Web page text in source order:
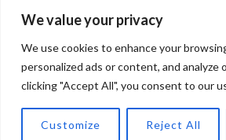
We value your privacy
We use cookies to enhance your
personalized ads or content, and analyze
clicking "Accept All", you consent to our
Customize Reject All
Maakri 19/2, Tallinn,
E- R 10.00 -